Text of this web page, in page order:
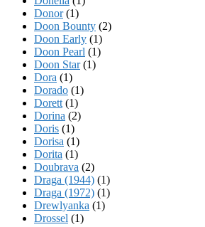
Donor(1)
Doon Bounty (2)
Doon Early (1)
Doon Pearl (1)
Doon Star(1)
Dora (1)
Dorado (1)
Dorett (1)
Dorina (2)
Doris (1)
Dorisa (1)
Dorita (1)
Doubrava (2)
Draga (1944) (1)
Draga (1972) (1)
Drewlyanka (1)
Drossel (1)